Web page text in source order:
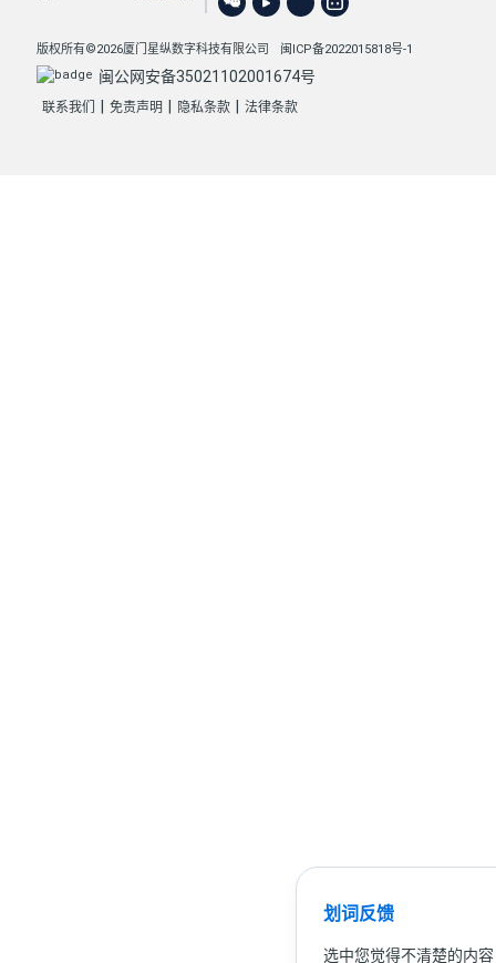
划词反馈
选中您觉得不清楚的内
版权所有©2026厦门星纵数字科技有限公司 闽ICP备2022015818号-1
闽公网安备35021102001674号
联系我们 免责声明 隐私条款 法律条款